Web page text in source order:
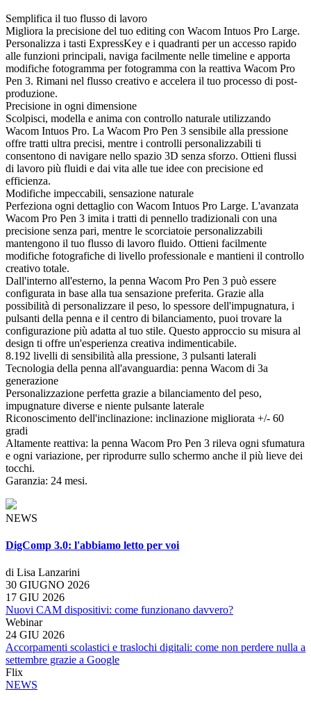
Semplifica il tuo flusso di lavoro
Migliora la precisione del tuo editing con Wacom Intuos Pro Large.
Personalizza i tasti ExpressKey e i quadranti per un accesso rapido
alle funzioni principali, naviga facilmente nelle timeline e apporta
modifiche fotogramma per fotogramma con la reattiva Wacom Pro
Pen 3. Rimani nel flusso creativo e accelera il tuo processo di post-
produzione.
Precisione in ogni dimensione
Scolpisci, modella e anima con controllo naturale utilizzando
Wacom Intuos Pro. La Wacom Pro Pen 3 sensibile alla pressione
offre tratti ultra precisi, mentre i controlli personalizzabili ti
consentono di navigare nello spazio 3D senza sforzo. Ottieni flussi
di lavoro più fluidi e dai vita alle tue idee con precisione ed
efficienza.
Modifiche impeccabili, sensazione naturale
Perfeziona ogni dettaglio con Wacom Intuos Pro Large. L'avanzata
Wacom Pro Pen 3 imita i tratti di pennello tradizionali con una
precisione senza pari, mentre le scorciatoie personalizzabili
mantengono il tuo flusso di lavoro fluido. Ottieni facilmente
modifiche fotografiche di livello professionale e mantieni il controllo
creativo totale.
Dall'interno all'esterno, la penna Wacom Pro Pen 3 può essere
configurata in base alla tua sensazione preferita. Grazie alla
possibilità di personalizzare il peso, lo spessore dell'impugnatura, i
pulsanti della penna e il centro di bilanciamento, puoi trovare la
configurazione più adatta al tuo stile. Questo approccio su misura al
design ti offre un'esperienza creativa indimenticabile.
8.192 livelli di sensibilità alla pressione, 3 pulsanti laterali
Tecnologia della penna all'avanguardia: penna Wacom di 3a
generazione
Personalizzazione perfetta grazie a bilanciamento del peso,
impugnature diverse e niente pulsante laterale
Riconoscimento dell'inclinazione: inclinazione migliorata +/- 60
gradi
Altamente reattiva: la penna Wacom Pro Pen 3 rileva ogni sfumatura
e ogni variazione, per riprodurre sullo schermo anche il più lieve dei
tocchi.
Garanzia: 24 mesi.
NEWS
DigComp 3.0: l'abbiamo letto per voi
di Lisa Lanzarini
30 GIUGNO 2026
17 GIU 2026
Nuovi CAM dispositivi: come funzionano davvero?
Webinar
24 GIU 2026
Accorpamenti scolastici e traslochi digitali: come non perdere nulla a
settembre grazie a Google
Flix
NEWS